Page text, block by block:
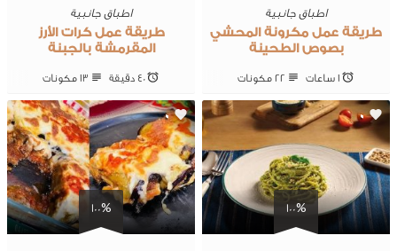
اطباق جانبية
طريقة عمل مكرونة المحشي
بصوص الطحينة
1 ساعات 22 ‎مكونات
اطباق جانبية
طريقة عمل كرات الأرز
المقرمشة بالجبنة
40 ‎دقيقة 13 ‎مكونات
100%
0
100%
0